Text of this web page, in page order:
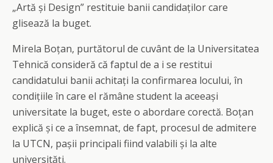
„Artă și Design” restituie banii candidaților care
glisează la buget.
Mirela Boțan, purtătorul de cuvânt de la Universitatea
Tehnică consideră că faptul de a i se restitui
candidatului banii achitați la confirmarea locului, în
condițiile în care el rămâne student la aceeași
universitate la buget, este o abordare corectă. Boțan
explică și ce a însemnat, de fapt, procesul de admitere
la UTCN, pașii principali fiind valabili și la alte
universități.